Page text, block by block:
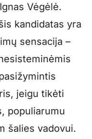
Vėgėlė.
kandidatas yra
sensacija –
jeigu tikėti
populiarumu
šalies vadovui.